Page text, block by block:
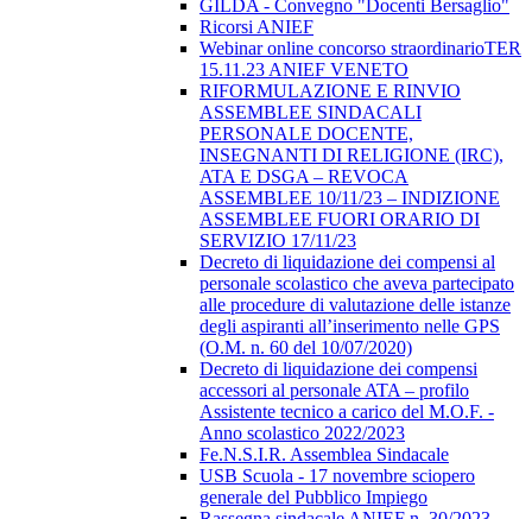
GILDA - Convegno "Docenti Bersaglio"
Ricorsi ANIEF
Webinar online concorso straordinarioTER
15.11.23 ANIEF VENETO
RIFORMULAZIONE E RINVIO
ASSEMBLEE SINDACALI
PERSONALE DOCENTE,
INSEGNANTI DI RELIGIONE (IRC),
ATA E DSGA – REVOCA
ASSEMBLEE 10/11/23 – INDIZIONE
ASSEMBLEE FUORI ORARIO DI
SERVIZIO 17/11/23
Decreto di liquidazione dei compensi al
personale scolastico che aveva partecipato
alle procedure di valutazione delle istanze
degli aspiranti all’inserimento nelle GPS
(O.M. n. 60 del 10/07/2020)
Decreto di liquidazione dei compensi
accessori al personale ATA – profilo
Assistente tecnico a carico del M.O.F. -
Anno scolastico 2022/2023
Fe.N.S.I.R. Assemblea Sindacale
USB Scuola - 17 novembre sciopero
generale del Pubblico Impiego